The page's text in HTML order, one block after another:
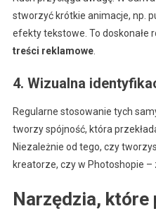
stworzyć krótkie animacje, np.
efekty tekstowe. To doskonałe
treści reklamowe.
4. Wizualna
Regularne stosowanie tych
tworzy spójność, która
Niezależnie od tego, czy
kreatorze, czy w Photoshopie
Narzędzia,